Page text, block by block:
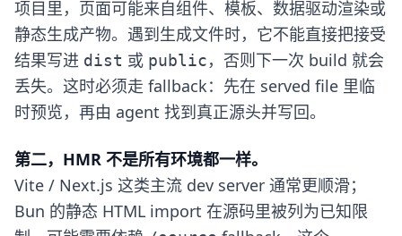
项目里，页面可能来自组件、模板、数据驱动渲染或
静态生成产物。遇到生成文件时，它不能直接把接受
结果写进 dist 或 public，否则下一次 build 就会
丢失。这时必须走 fallback：先在 served file 里临
时预览，再由 agent 找到真正源头并写回。
第二，HMR 不是所有环境都一样。
Vite / Next.js 这类主流 dev server 通常更顺滑；
Bun 的静态 HTML import 在源码里被列为已知限